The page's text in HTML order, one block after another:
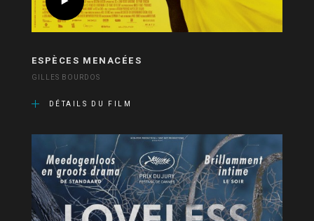
ESPÈCES MENACÉES
GILLES BOURDOS
DÉTAILS DU FILM